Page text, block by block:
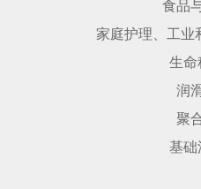
食品
家庭护理、工业
生命
润
聚
基础